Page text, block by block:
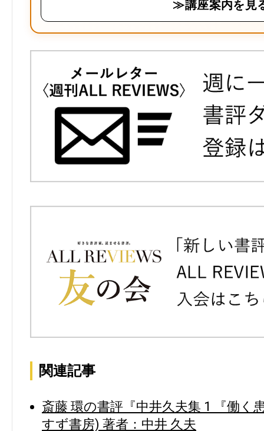
≫講座案内を見
関連記事
斎藤 環の書評『中井久夫集 1 『働
すず書房) 著者：中井 久夫